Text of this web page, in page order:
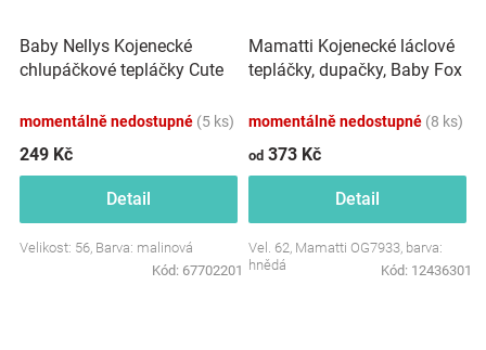
Baby Nellys Kojenecké
chlupáčkové tepláčky Cute
momentálně nedostupné (5 ks)
249 Kč
Detail
Velikost: 56, Barva: malinová
Kód: 67702201
Mamatti Kojenecké láclové
tepláčky, dupačky, Baby Fox
momentálně nedostupné (8 ks)
od 373 Kč
Detail
Vel. 62, Mamatti OG7933, barva:
hnědá
Kód: 12436301